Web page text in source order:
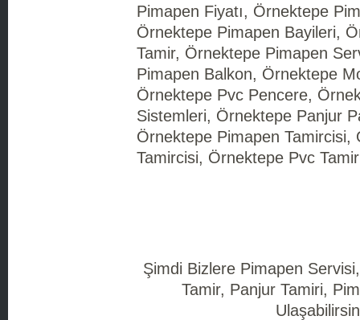
Pimapen Fiyatı, Örnektepe
Örnektepe Pimapen Bayileri,
Tamir, Örnektepe Pimapen
Pimapen Balkon, Örnektepe
Örnektepe Pvc Pencere,
Sistemleri, Örnektepe Panjur
Örnektepe Pimapen Tamircisi,
Tamircisi, Örnektepe Pvc
Şimdi Bizlere Pimapen
Tamir, Panjur Tamiri,